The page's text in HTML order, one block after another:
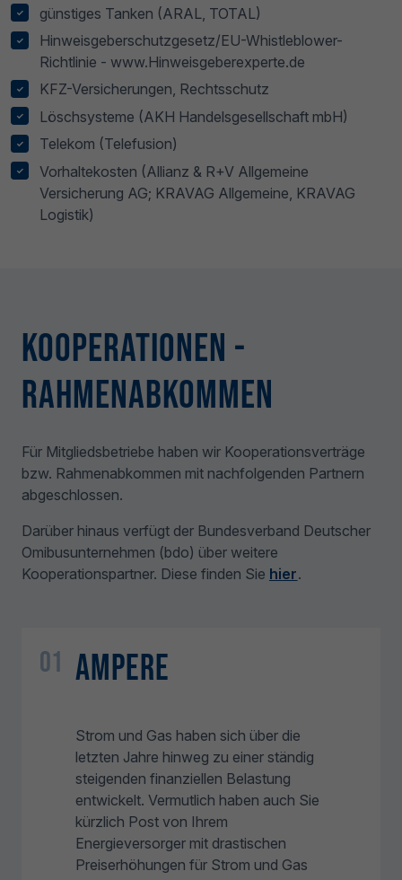
günstiges Tanken (ARAL, TOTAL)
Hinweisgeberschutzgesetz/EU-Whistleblower-
Richtlinie - www.Hinweisgeberexperte.de
KFZ-Versicherungen, Rechtsschutz
Löschsysteme (AKH Handelsgesellschaft mbH)
Telekom (Telefusion)
Vorhaltekosten (Allianz & R+V Allgemeine
Versicherung AG; KRAVAG Allgemeine, KRAVAG
Logistik)
Kooperationen -
Rahmenabkommen
Für Mitgliedsbetriebe haben wir Kooperationsverträge
bzw. Rahmenabkommen mit nachfolgenden Partnern
abgeschlossen.
Darüber hinaus verfügt der Bundesverband Deutscher
Omibusunternehmen (bdo) über weitere
Kooperationspartner. Diese finden Sie hier.
01 Ampere
Strom und Gas haben sich über die
letzten Jahre hinweg zu einer ständig
steigenden finanziellen Belastung
entwickelt. Vermutlich haben auch Sie
kürzlich Post von Ihrem
Energieversorger mit drastischen
Preiserhöhungen für Strom und Gas